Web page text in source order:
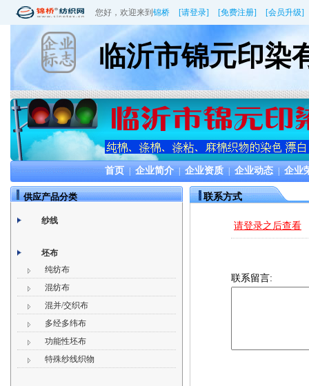
您好，欢迎来到 锦桥 [请登录] [免费注册] [会员升级]
临沂市锦元印染
首页 | 企业简介 | 企业资质 | 企业动态 | 企业
供应产品分类
纱线
坯布
纯纺布
混纺布
混并/交织布
多经多纬布
功能性坯布
特殊纱线织物
联系方式
请登录之后查看
联系留言: